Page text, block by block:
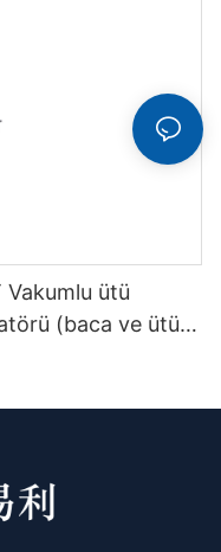
Vakumlu ütü
(baca ve ütü